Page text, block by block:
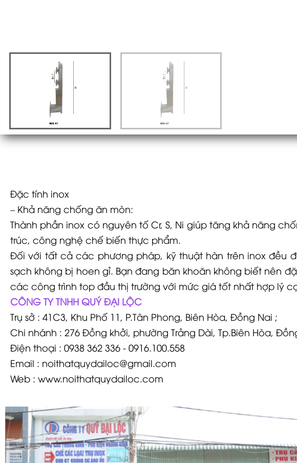
Đặc tính inox
– Khả năng chống ăn mòn:
Thành phần inox có nguyên tố Cr, S, Ni giúp tăng khả năng
trúc, công nghệ chế biến thực phẩm.
Đối với tất cả các phương pháp, kỹ thuật hàn trên inox đều
sạch không bị hoen gỉ. Bạn đang băn khoăn không biết nên
các công trình top đầu thị trường với mức giá tốt nhất hợp lý
CÔNG TY TNHH QUÝ ĐẠI LỘC
Trụ sở : 41C3, Khu Phố 11, P.Tân Phong, Biên Hòa, Đồng Nai ;
Chi nhánh : 276 Đồng khởi, phường Trảng Dài, Tp.Biên Hòa,
Điện thoại : 0938 362 336 - 0916.100.558
Email : noithatquydailoc@gmail.com
Web : www.noithatquydailoc.com